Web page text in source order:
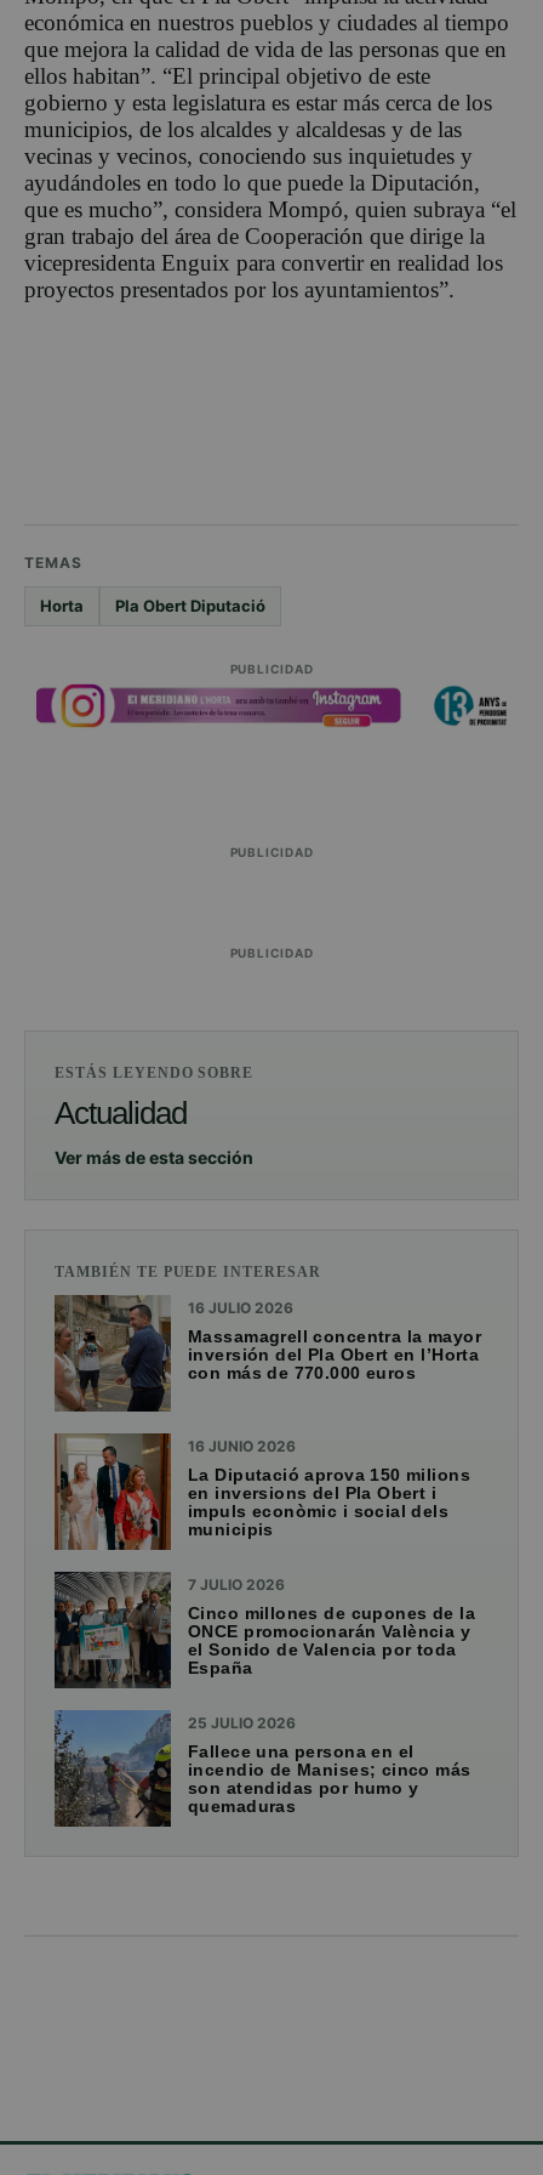
económica en nuestros pueblos y ciudades al tiempo
que mejora la calidad de vida de las personas que en
ellos habitan”. “El principal objetivo de este
gobierno y esta legislatura es estar más cerca de los
municipios, de los alcaldes y alcaldesas y de las
vecinas y vecinos, conociendo sus inquietudes y
ayudándoles en todo lo que puede la Diputación,
que es mucho”, considera Mompó, quien subraya “el
gran trabajo del área de Cooperación que dirige la
vicepresidenta Enguix para convertir en realidad los
proyectos presentados por los ayuntamientos”.
TEMAS
Horta Pla Obert Diputació
PUBLICIDAD
PUBLICIDAD
PUBLICIDAD
ESTÁS LEYENDO SOBRE
Actualidad
Ver más de esta sección
TAMBIÉN TE PUEDE INTERESAR
16 JULIO 2026
Massamagrell concentra la mayor
inversión del Pla Obert en l’Horta
con más de 770.000 euros
16 JUNIO 2026
La Diputació aprova 150 milions
en inversions del Pla Obert i
impuls econòmic i social dels
municipis
7 JULIO 2026
Cinco millones de cupones de la
ONCE promocionarán València y
el Sonido de Valencia por toda
España
25 JULIO 2026
Fallece una persona en el
incendio de Manises; cinco más
son atendidas por humo y
quemaduras